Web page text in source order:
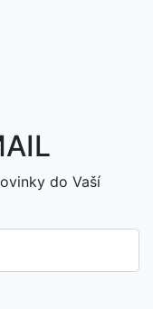
do Vaší